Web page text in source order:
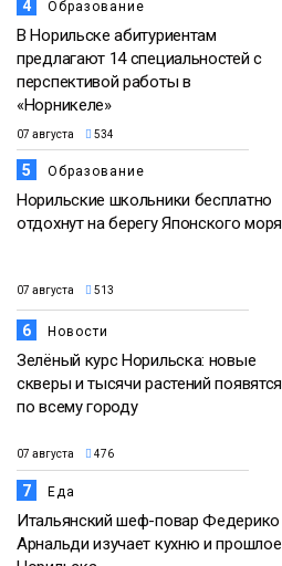
4 Образование
В Норильске абитуриентам
предлагают 14 специальностей с
перспективой работы в
«Норникеле»
07 августа 534
5 Образование
Норильские школьники бесплатно
отдохнут на берегу Японского моря
07 августа 513
6 Новости
Зелёный курс Норильска: новые
скверы и тысячи растений появятся
по всему городу
07 августа 476
7 Еда
Итальянский шеф-повар Федерико
Арнальди изучает кухню и прошлое